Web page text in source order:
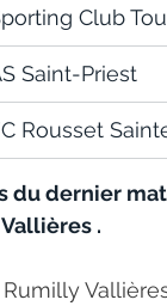
Club
Saint-Priest
Rousset
du dernier
.
Rumilly